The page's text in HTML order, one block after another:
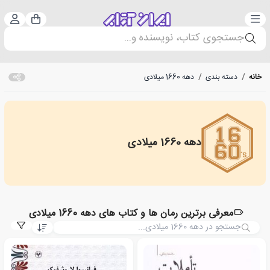
دسته‌بندی سبد
جستجوی کتاب، نویسنده و...
خانه / دسته بندی / دهه 1660 میلادی
دهه 1660 میلادی
1660s
معرفی برترین رمان ها و کتاب های دهه 1660 میلادی